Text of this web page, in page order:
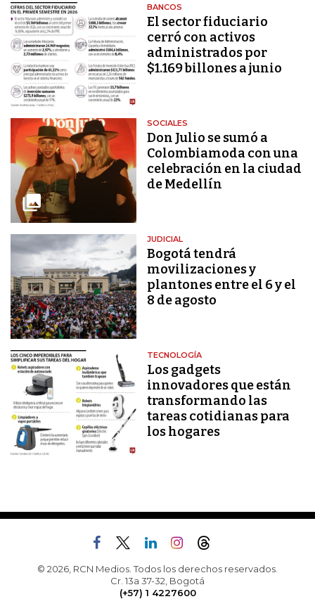
BANCOS
El sector fiduciario
cerró con activos
administrados por
$1.169 billones a junio
SOCIALES
Don Julio se sumó a
Colombiamoda con una
celebración en la ciudad
de Medellín
JUDICIAL
Bogotá tendrá
movilizaciones y
plantones entre el 6 y el
8 de agosto
TECNOLOGÍA
Los gadgets
innovadores que están
transformando las
tareas cotidianas para
los hogares
© 2026, RCN Medios. Todos los derechos reservados.
Cr. 13a 37-32, Bogotá
(+57) 1 4227600